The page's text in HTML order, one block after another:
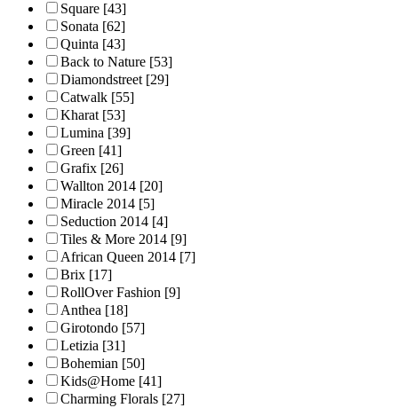
Square [43]
Sonata [62]
Quinta [43]
Back to Nature [53]
Diamondstreet [29]
Catwalk [55]
Kharat [53]
Lumina [39]
Green [41]
Grafix [26]
Wallton 2014 [20]
Miracle 2014 [5]
Seduction 2014 [4]
Tiles & More 2014 [9]
African Queen 2014 [7]
Brix [17]
RollOver Fashion [9]
Anthea [18]
Girotondo [57]
Letizia [31]
Bohemian [50]
Kids@Home [41]
Charming Florals [27]